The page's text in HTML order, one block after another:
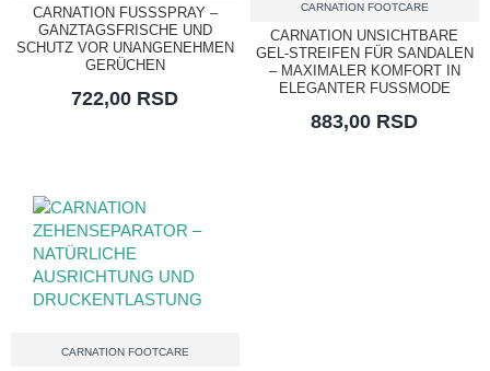
CARNATION FUSSSPRAY –
GANZTAGSFRISCHE UND
SCHUTZ VOR UNANGENEHMEN
GERÜCHEN
722,00 RSD
CARNATION FOOTCARE
CARNATION UNSICHTBARE
GEL-STREIFEN FÜR SANDALEN
– MAXIMALER KOMFORT IN
ELEGANTER FUSSMODE
883,00 RSD
CARNATION FOOTCARE